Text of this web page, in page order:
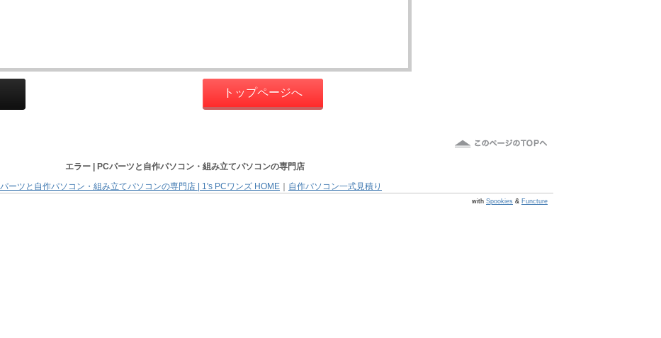
トップページへ
エラー | PCパーツと自作パソコン・組み立てパソコンの専門店
ーツと自作パソコン・組み立てパソコンの専門店 | 1's PCワンズ HOME
自作パソコン一式見積り
with Spookies & Functure